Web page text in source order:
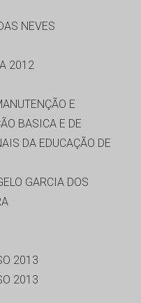
NEVES
2012
E
BASICA E DE
DA EDUCAÇÃO DE
GARCIA DOS
2013
2013